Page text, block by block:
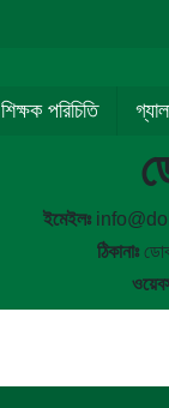
শিক্ষক পরিচিতি
ইমেইলঃ
ঠিকানাঃ